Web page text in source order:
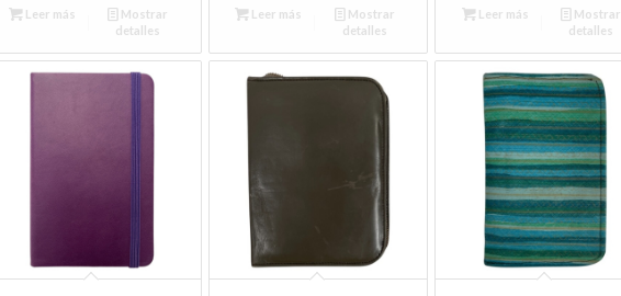
Leer más
Mostrar
detalles
Leer más
Mostrar
detalles
Leer más
Mostrar
detalles